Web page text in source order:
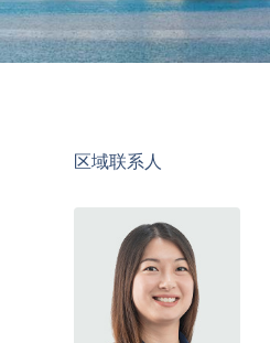
区域联系人